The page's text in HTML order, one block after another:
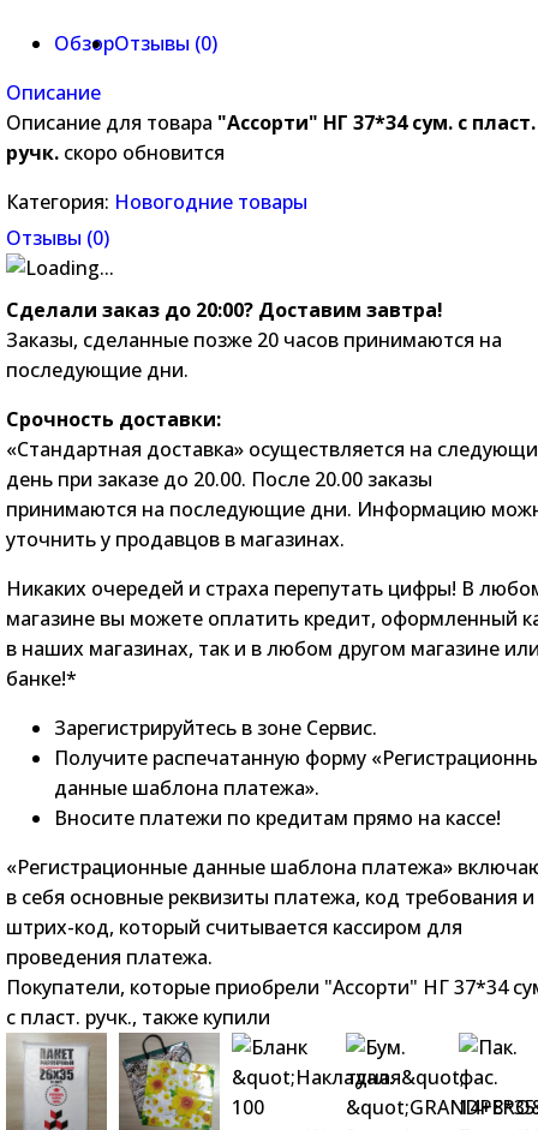
ОбзорОтзывы (0)
Описание
Описание для товара "Ассорти" НГ 37*34 сум. с пласт.
ручк. скоро обновится
Категория: Новогодние товары
Отзывы (0)
Сделали заказ до 20:00? Доставим завтра!
Заказы, сделанные позже 20 часов принимаются на
последующие дни.
Срочность доставки:
«Стандартная доставка» осуществляется на
день при заказе до 20.00. После 20.00 заказы
принимаются на последующие дни. Информацию
уточнить у продавцов в магазинах.
Никаких очередей и страха перепутать цифры! В
магазине вы можете оплатить кредит, оформленный
в наших магазинах, так и в любом другом магазине
банке!*
Зарегистрируйтесь в зоне Сервис.
Получите распечатанную форму
данные шаблона платежа».
Вносите платежи по кредитам прямо на кассе!
«Регистрационные данные шаблона платежа»
в себя основные реквизиты платежа, код требования и
штрих-код, который считывается кассиром для
проведения платежа.
Покупатели, которые приобрели "Ассорти" НГ 37*34
с пласт. ручк., также купили